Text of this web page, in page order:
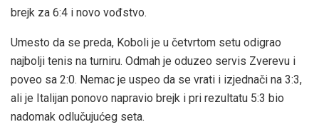
brejk za 6:4 i novo vođstvo.
Umesto da se preda, Koboli je u četvrtom setu odigrao
najbolji tenis na turniru. Odmah je oduzeo servis Zverevu i
poveo sa 2:0. Nemac je uspeo da se vrati i izjednači na 3:3,
ali je Italijan ponovo napravio brejk i pri rezultatu 5:3 bio
nadomak odlučujućeg seta.